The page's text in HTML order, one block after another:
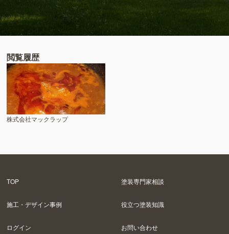
閲覧履歴
株式会社マックラップ
TOP 塗装専門家相談
施工・デザイン事例 役立つ塗装知識
ログイン お問い合わせ